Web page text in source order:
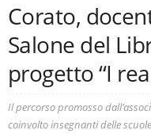
Corato,
Salone del
progetto “I
Il percorso promosso
coinvolto insegnanti delle